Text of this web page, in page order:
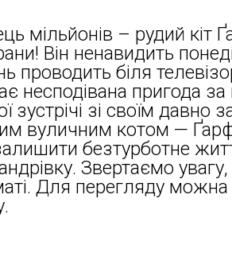
мільйонів – рудий кіт
Він ненавидить
проводить біля
несподівана пригода
зустрічі зі своїм
вуличним котом —
безтурботне
Звертаємо
Для перегляду можна